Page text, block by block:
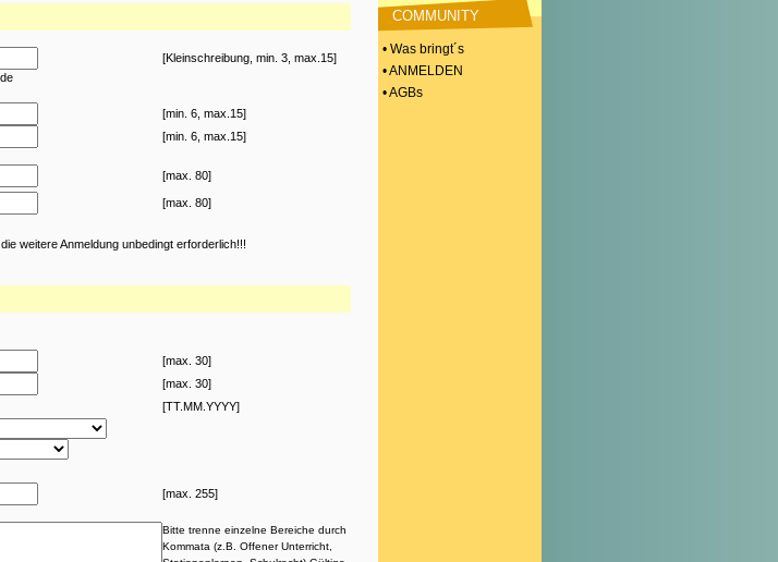
[Kleinschreibung, min. 3, max.15]
[min. 6, max.15]
[min. 6, max.15]
[max. 80]
[max. 80]
weitere Anmeldung unbedingt erforderlich!!!
[max. 30]
[max. 30]
[TT.MM.YYYY]
[max. 255]
Bitte trenne einzelne Bereiche durch
Kommata (z.B. Offener Unterricht,
COMMUNITY
• Was bringt´s
• ANMELDEN
• AGBs